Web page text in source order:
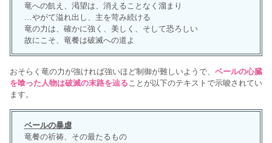
竜への飢え、渇望は、消えることなく溜まり
…やがて溢れ出し、主を苛み続ける
竜の力は、確かに強く、美しく、そして恐ろしい
故にこそ、竜餐は破滅への道よ
おそらく竜の力が強ければ強いほど制御が難しいようで、 ベールの心臓
を喰った人物は破滅の末路を辿る ことが以下のテキストで示唆されてい
ます。
ベールの暴虐
竜餐の祈祷、その最たるもの